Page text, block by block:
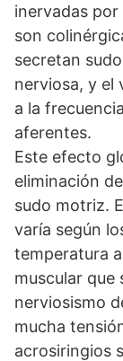
inervadas
son
secretan
nerviosa, y el
a la
aferentes.
Este efecto
eliminación
sudo motriz.
varía según
temperatura
muscular que
nerviosismo
mucha
acrosiringios